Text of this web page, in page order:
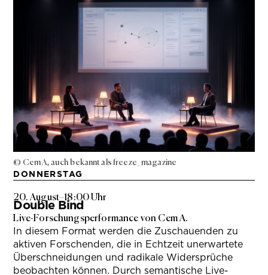
© Cem A, auch bekannt als freeze_magazine
DONNERSTAG
20. August–18:00 Uhr
Double Bind
Live-Forschungsperformance von Cem A.
In diesem Format werden die Zuschauenden zu
aktiven Forschenden, die in Echtzeit unerwartete
Überschneidungen und radikale Widersprüche
beobachten können. Durch semantische Live-